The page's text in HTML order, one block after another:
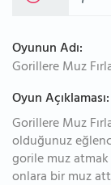
Oyunun Adı:
Gorillere Muz
Oyun Açıklaması:
Gorillere Muz
olduğunuz
gorile muz
onlara bir muz